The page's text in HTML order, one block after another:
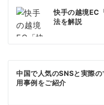
投
稿
ナ
ビ
ゲ
ー
快手の越境EC
法を解説
中国で人気のSNSと実際
用事例をご紹介